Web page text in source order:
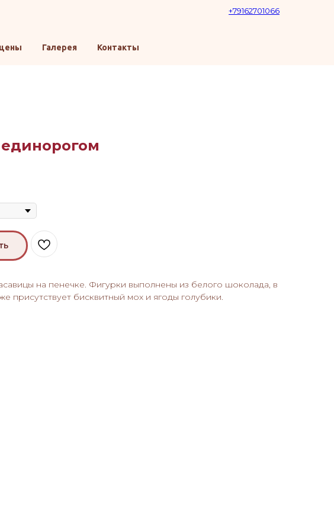
+79162701066
Галерея Контакты
единорогом
на пенечке. Фигурки выполнены из белого шоколада, в
присутствует бисквитный мох и ягоды голубики.